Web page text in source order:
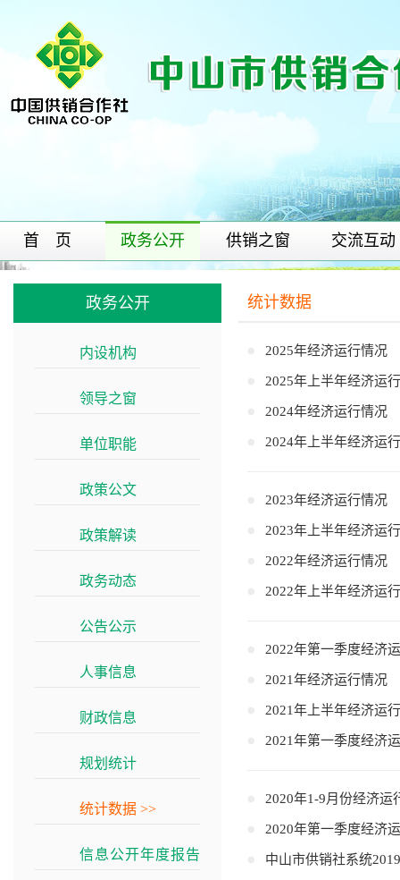
首 页 政务公开 供销之窗 交流互动
政务公开
内设机构
领导之窗
单位职能
政策公文
政策解读
政务动态
公告公示
人事信息
财政信息
规划统计
统计数据 >>
信息公开年度报告
统计数据
2025年经济运行情况
2025年上半年经济运
2024年经济运行情况
2024年上半年经济运
2023年经济运行情况
2023年上半年经济运
2022年经济运行情况
2022年上半年经济运
2022年第一季度经济
2021年经济运行情况
2021年上半年经济运
2021年第一季度经济
2020年1-9月份经济运
2020年第一季度经济
中山市供销社系统